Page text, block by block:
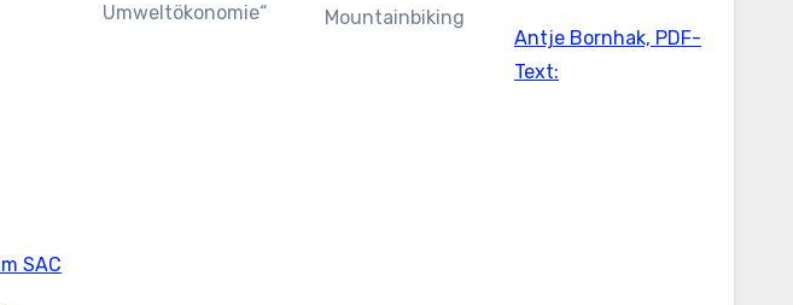
Umweltökonomie“
Mountainbiking
Antje Bornhak, PDF-
Text:
SAC